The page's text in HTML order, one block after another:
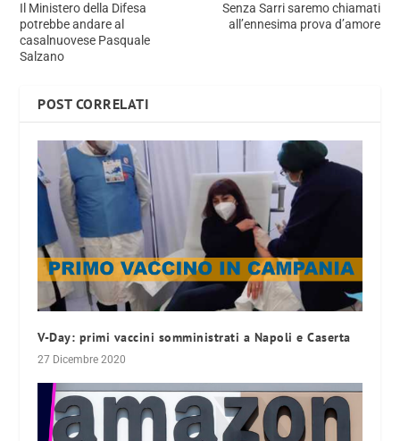
Il Ministero della Difesa
potrebbe andare al
casalnuovese Pasquale
Salzano
Senza Sarri saremo chiamati
all’ennesima prova d’amore
POST CORRELATI
V-Day: primi vaccini somministrati a Napoli e Caserta
27 Dicembre 2020